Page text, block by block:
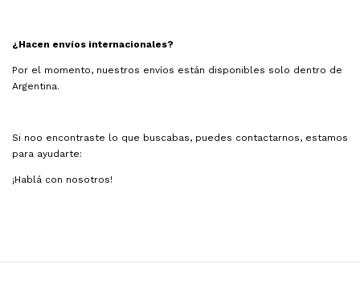
¿Hacen envíos internacionales?
Por el momento, nuestros envíos están disponibles solo dentro de
Argentina.
Si noo encontraste lo que buscabas, puedes contactarnos, estamos
para ayudarte:
¡Hablá con nosotros!